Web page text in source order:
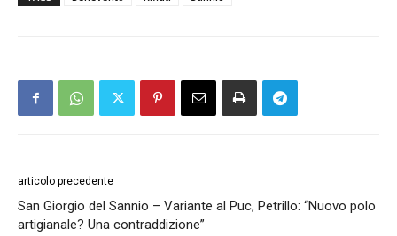
articolo precedente
San Giorgio del Sannio – Variante al Puc, Petrillo: “Nuovo polo
artigianale? Una contraddizione”